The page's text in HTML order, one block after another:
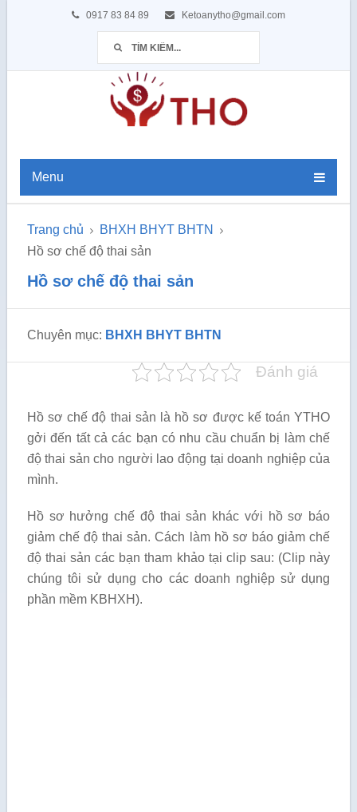
0917 83 84 89 Ketoanytho@gmail.com
Menu
Trang chủ
BHXH BHYT BHTN
Hồ sơ chế độ thai sản
Hồ sơ chế độ thai sản
Chuyên mục: BHXH BHYT BHTN
Đánh giá
Hồ sơ chế độ thai sản là hồ sơ được kế toán YTHO
gởi đến tất cả các bạn có nhu cầu chuẩn bị làm chế
độ thai sản cho người lao động tại doanh nghiệp của
mình.
Hồ sơ hưởng chế độ thai sản khác với hồ sơ báo
giảm chế độ thai sản. Cách làm hồ sơ báo giảm chế
độ thai sản các bạn tham khảo tại clip sau: (Clip này
chúng tôi sử dụng cho các doanh nghiệp sử dụng
phần mềm KBHXH).